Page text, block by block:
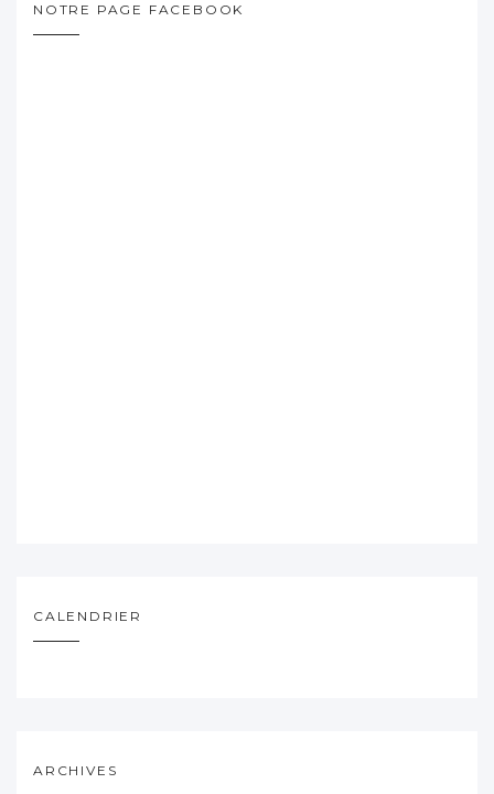
NOTRE PAGE FACEBOOK
CALENDRIER
ARCHIVES